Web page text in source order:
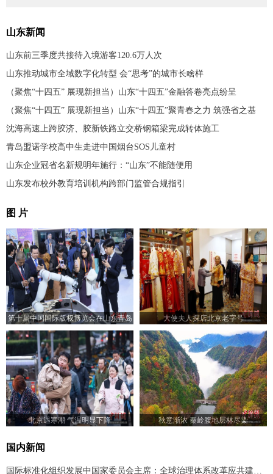
山东新闻
山东前三季度共接待入境游客120.6万人次
山东推动城市全域数字化转型 会“思考”的城市长啥样
（聚焦“十四五” 展现新担当）山东“十四五”金融答卷亮点纷呈
（聚焦“十四五” 展现新担当）山东“十四五”聚青春之力 筑强省之基
沈海高速上跨胶济、胶新铁路立交桥钢箱梁完成转体施工
青岛盟诺学校高中生走进中国烟台SOS儿童村
山东企业冠省名新规明年施行：“山东”不能随便用
山东发布校外教育培训机构跨部门监管合规指引
图 片
第十届中国国际版权博览会在山东青岛
开幕
大使夫人探店北京老字号
北京遇寒潮 气温明显下降 秋意渐浓 秦岭腹地层林尽染
国内新闻